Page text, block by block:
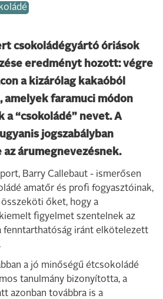
csokoládégyártó óriások
eredményt hozott: végre
a kizárólag kakaóból
amelyek faramuci módon
a “csokoládé” nevet. A
jogszabályban
árumegnevezésnek.
Barry Callebaut - ismerősen
amatőr és profi fogyasztóinak,
őket, hogy a
figyelmet szentelnek az
fenntarthatóság iránt elkötelezett
a jó minőségű étcsokoládé
tanulmány bizonyította, a
azonban továbbra is a